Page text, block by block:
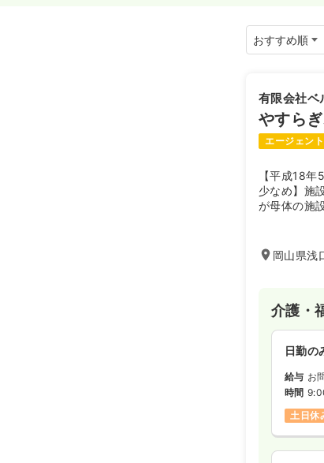
有限会社ベ
やすら
エージェン
【平成18
少なめ】施
が母体の施
岡山県浅
介護・
日勤の
給与 お
時間
土日休